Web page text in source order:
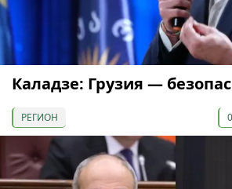
Каладзе: Грузия —
РЕГИОН